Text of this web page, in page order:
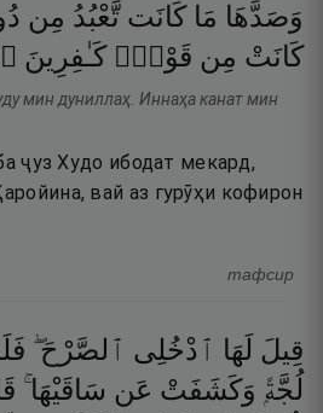
وَصَدَّهَا مَا كَانَت تَّعْبُدُ مِن
كَانَتْ مِن قَوْمٍۢ كَـٰفِرِينَ ۝
мин дуниллаҳ. Иннаҳа канат мин
ҷуз Худо ибодат мекард,
вай аз гурӯҳи кофирон
тафсир
قِيلَ لَهَا ٱدْخُلِى ٱلصَّرْحَ ۖ
لُجَّةًۭ وَكَشَفَتْ عَن سَاقَيْهَا ۚ